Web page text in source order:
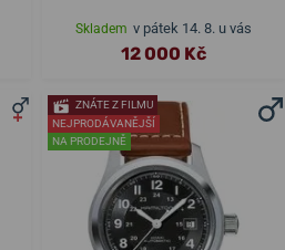
Skladem v pátek 14. 8. u vás
12 000 Kč
ZNÁTE Z FILMU
NEJPRODÁVANĚJŠÍ
NA PRODEJNĚ